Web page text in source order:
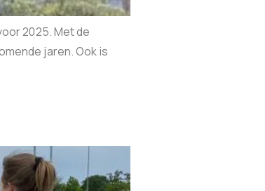
2025. Met de
jaren. Ook is